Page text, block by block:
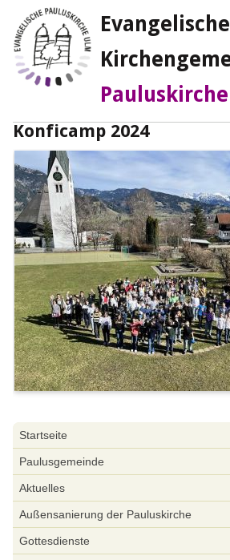
Evangelische
Konficamp 2024
überspringen
Startseite
Paulusgemeinde
Aktuelles
Außensanierung der Pauluskirche
Gottesdienste